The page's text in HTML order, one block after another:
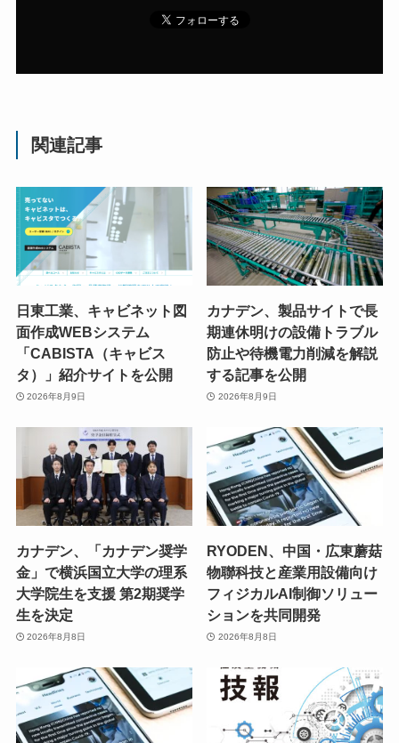
関連記事
日東工業、キャビネット図
面作成WEBシステム
「CABISTA（キャビス
タ）」紹介サイトを公開
2026年8月9日
カナデン、製品サイトで長
期連休明けの設備トラブル
防止や待機電力削減を解説
する記事を公開
2026年8月9日
カナデン、「カナデン奨学
金」で横浜国立大学の理系
大学院生を支援 第2期奨学
生を決定
2026年8月8日
RYODEN、中国・広東蘑菇
物聯科技と産業用設備向け
フィジカルAI制御ソリュー
ションを共同開発
2026年8月8日